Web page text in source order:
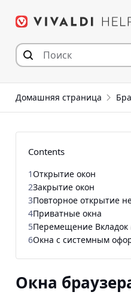
Домашняя страница
Окна
Contents
1Открытие окон
2Закрытие окон
3Повторное открытие
4Приватные окна
5Перемещение
6Окна с системным